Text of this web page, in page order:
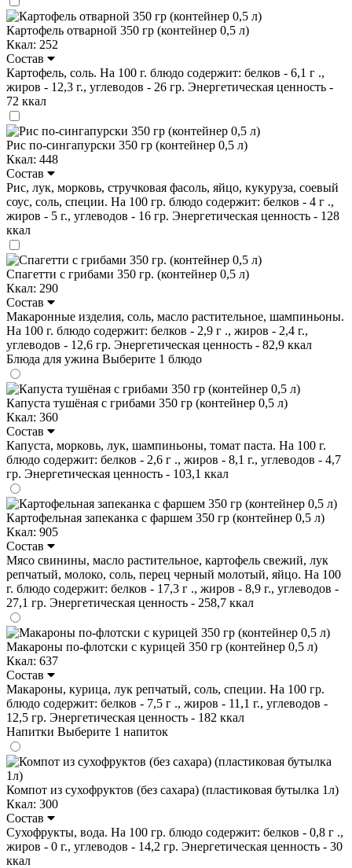
Картофель отварной 350 гр (контейнер 0,5 л)
Ккал: 252
Состав
Картофель, соль. На 100 г. блюдо содержит: белков - 6,1 г .,
жиров - 12,3 г., углеводов - 26 гр. Энергетическая ценность -
72 ккал
Рис по-сингапурски 350 гр (контейнер 0,5 л)
Ккал: 448
Состав
Рис, лук, морковь, стручковая фасоль, яйцо, кукуруза, соевый
соус, соль, специи. На 100 гр. блюдо содержит: белков - 4 г .,
жиров - 5 г., углеводов - 16 гр. Энергетическая ценность - 128
ккал
Спагетти с грибами 350 гр. (контейнер 0,5 л)
Ккал: 290
Состав
Макаронные изделия, соль, масло растительное, шампиньоны.
На 100 г. блюдо содержит: белков - 2,9 г ., жиров - 2,4 г.,
углеводов - 12,6 гр. Энергетическая ценность - 82,9 ккал
Блюда для ужина Выберите 1 блюдо
Капуста тушёная с грибами 350 гр (контейнер 0,5 л)
Ккал: 360
Состав
Капуста, морковь, лук, шампиньоны, томат паста. На 100 г.
блюдо содержит: белков - 2,6 г ., жиров - 8,1 г., углеводов - 4,7
гр. Энергетическая ценность - 103,1 ккал
Картофельная запеканка с фаршем 350 гр (контейнер 0,5 л)
Ккал: 905
Состав
Мясо свинины, масло растительное, картофель свежий, лук
репчатый, молоко, соль, перец черный молотый, яйцо. На 100
г. блюдо содержит: белков - 17,3 г ., жиров - 8,9 г., углеводов -
27,1 гр. Энергетическая ценность - 258,7 ккал
Макароны по-флотски с курицей 350 гр (контейнер 0,5 л)
Ккал: 637
Состав
Макароны, курица, лук репчатый, соль, специи. На 100 гр.
блюдо содержит: белков - 7,5 г ., жиров - 11,1 г., углеводов -
12,5 гр. Энергетическая ценность - 182 ккал
Напитки Выберите 1 напиток
Компот из сухофруктов (без сахара) (пластиковая бутылка 1л)
Ккал: 300
Состав
Сухофрукты, вода. На 100 гр. блюдо содержит: белков - 0,8 г .,
жиров - 0 г., углеводов - 14,2 гр. Энергетическая ценность - 30
ккал